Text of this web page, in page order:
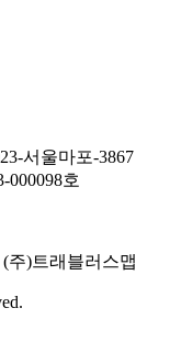
서울마포-3867
000098호
(주)트래블러스맵